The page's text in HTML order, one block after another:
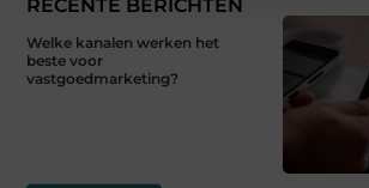
RECENTE BERICHTEN
Welke kanalen werken het
beste voor
vastgoedmarketing?